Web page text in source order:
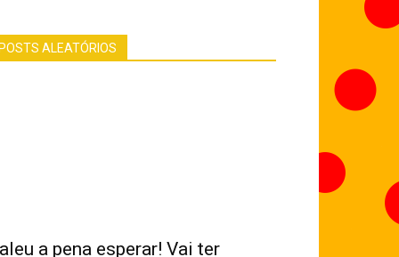
ALEATÓRIOS
a pena esperar! Vai ter